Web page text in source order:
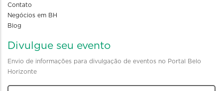
Contato
Negócios em BH
Blog
Divulgue seu evento
Envio de informações para divulgação de eventos no Portal Belo
Horizonte